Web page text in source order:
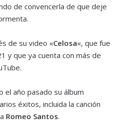
de convencerla de que deje
de su video «Celosa«, que fue
y que ya cuenta con más de
el año pasado su álbum
éxitos, incluida la canción
Romeo Santos.